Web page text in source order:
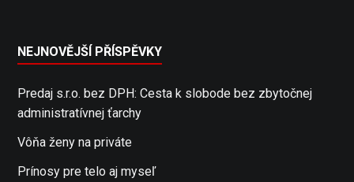
NEJNOVĚJŠÍ PŘÍSPĚVKY
Predaj s.r.o. bez DPH: Cesta k slobode bez zbytočnej
administratívnej ťarchy
Vôňa ženy na priváte
Prínosy pre telo aj myseľ